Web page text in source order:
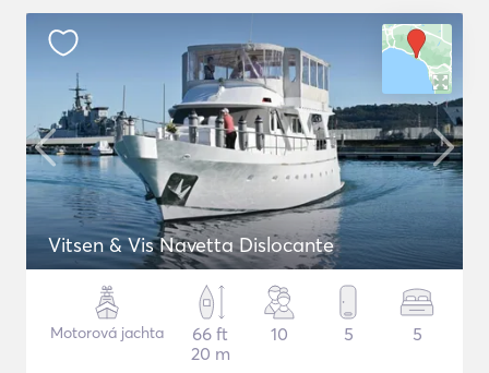
Vitsen & Vis Navetta Dislocante
Motorová jachta
66 ft
20 m
10 5 5